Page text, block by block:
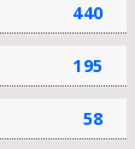
440
195
58